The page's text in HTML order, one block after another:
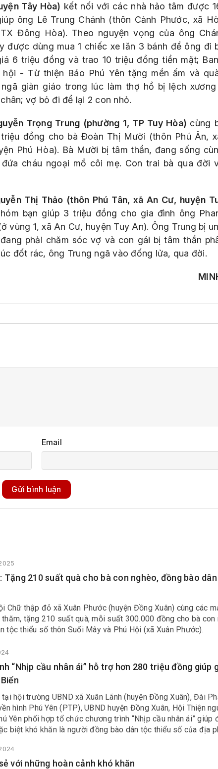
Tây Hòa) kết nối với các nhà hảo tâm được
ông Lê Trung Chánh (thôn Cảnh Phước, xã
Đông Hòa). Theo nguyện vọng của ông
được dùng mua 1 chiếc xe lăn 3 bánh để ông đi
6 triệu đồng và trao 10 triệu đồng tiền mặt;
- Từ thiện Báo Phú Yên tặng mền ấm và
ngã giàn giáo trong lúc làm thợ hồ bị lệch xương
vợ bỏ đi để lại 2 con nhỏ.
Trọng Trung (phường 1, TP Tuy Hòa) cùng
đồng cho bà Đoàn Thị Mười (thôn Phú Ân,
Phú Hòa). Bà Mười bị tâm thần, đang sống
cháu ngoại mồ côi mẹ. Con trai bà qua đời
Thị Thảo (thôn Phú Tân, xã An Cư, huyện
bạn giúp 3 triệu đồng cho gia đình ông
vùng 1, xã An Cư, huyện Tuy An). Ông Trung bị
phải chăm sóc vợ và con gái bị tâm thần
đốt rác, ông Trung ngã vào đống lửa, qua đời.
Email
Gửi bình luận
Tặng 210 suất quà cho bà con nghèo, đồng bào
Chữ thập đỏ xã Xuân Phước (huyện Đồng Xuân) cùng các
tặng 210 suất quà, mỗi suất 300.000 đồng cho bà con
tộc thiểu số thôn Suối Mây và Phú Hội (xã Xuân Phước).
“Nhịp cầu nhân ái” hỗ trợ hơn 280 triệu đồng giúp
hội trường UBND xã Xuân Lãnh (huyện Đồng Xuân), Đài
hình Phú Yên (PTP), UBND huyện Đồng Xuân, Hội Thiện
Yên phối hợp tổ chức chương trình “Nhịp cầu nhân ái” giúp
biệt khó khăn là người đồng bào dân tộc thiểu số của địa
với những hoàn cảnh khó khăn